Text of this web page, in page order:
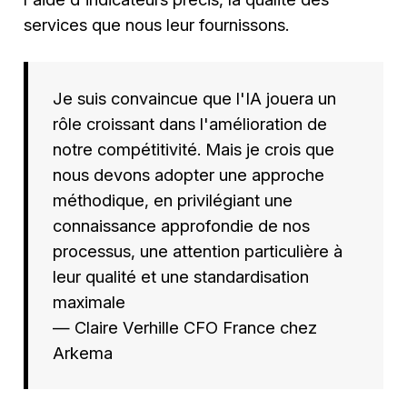
services que nous leur fournissons.
Je suis convaincue que l'IA jouera un
rôle croissant dans l'amélioration de
notre compétitivité. Mais je crois que
nous devons adopter une approche
méthodique, en privilégiant une
connaissance approfondie de nos
processus, une attention particulière à
leur qualité et une standardisation
maximale
— Claire Verhille CFO France chez
Arkema